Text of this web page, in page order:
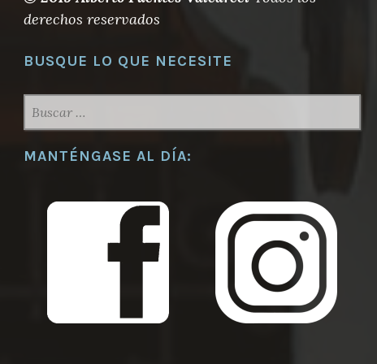
derechos reservados
BUSQUE LO QUE NECESITE
MANTÉNGASE AL DÍA: